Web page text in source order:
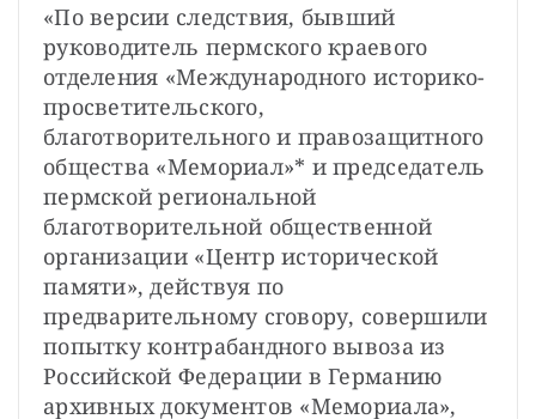
«По версии следствия, бывший
руководитель пермского краевого
отделения «Международного историко-
просветительского,
благотворительного и правозащитного
общества «Мемориал»* и председатель
пермской региональной
благотворительной общественной
организации «Центр исторической
памяти», действуя по
предварительному сговору, совершили
попытку контрабандного вывоза из
Российской Федерации в Германию
архивных документов «Мемориала»,